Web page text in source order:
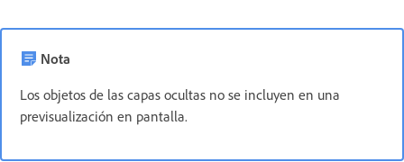
Nota
Los objetos de las capas ocultas no se incluyen en una
previsualización en pantalla.